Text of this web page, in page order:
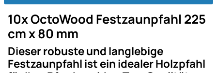
10x OctoWood Festzaunpfahl 225
cm x 80 mm
Dieser robuste und langlebige
Festzaunpfahl ist ein idealer Holzpfahl